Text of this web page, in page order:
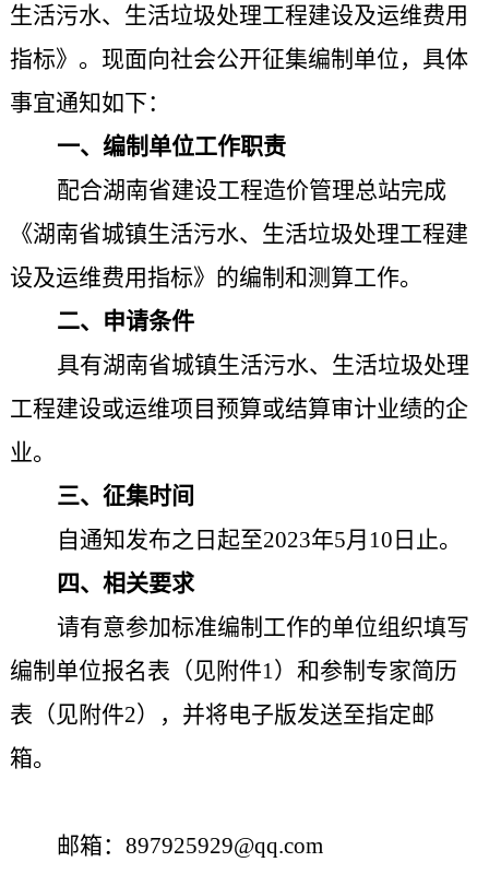
生活污水、生活垃圾处理工程建设及运维费用
指标》。现面向社会公开征集编制单位，具体
事宜通知如下：
一、编制单位工作职责
配合湖南省建设工程造价管理总站完成
《湖南省城镇生活污水、生活垃圾处理工程建
设及运维费用指标》的编制和测算工作。
二、申请条件
具有湖南省城镇生活污水、生活垃圾处理
工程建设或运维项 目预算或结算审计业绩的企
业。
三、征集时间
自通知发布之日起至2023年5月10日止。
四、 相关要求
请有意参加标准编制工作的单位组织填写
编制单位报名表（见附件1）和参制专家简历
表（见附件2），并将电子版发送至指定邮
箱。
邮箱： 897925929@qq.com